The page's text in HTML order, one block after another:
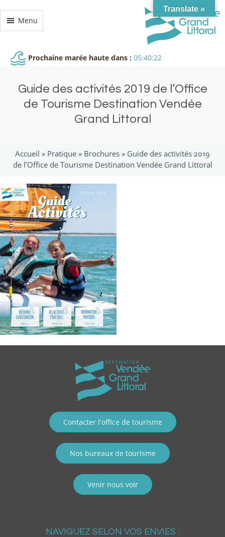
Menu
Prochaine marée haute dans : 05:40:22
Guide des activités 2019 de l’Office
de Tourisme Destination Vendée
Grand Littoral
Accueil » Pratique » Brochures » Guide des activités 2019
de l’Office de Tourisme Destination Vendée Grand Littoral
Contacter l'office de tourisme
Nos bureaux de tourisme
Venir nous voir
NAVIGUEZ SELON VOS ENVIES :
Translate »